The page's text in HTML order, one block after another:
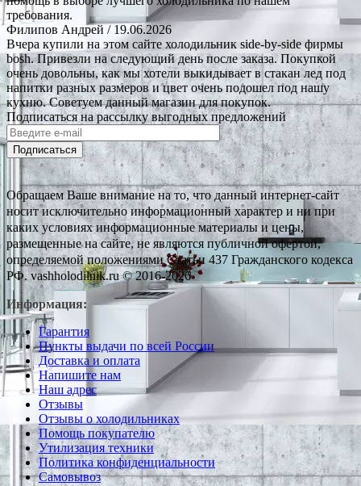
требования.
Филипов Андрей / 19.06.2026
Вчера купили на этом сайте холодильник side-by-side фирмы
bosh. Привезли на следующий день после заказа. Покупкой
очень довольны, как мы хотели выкидывает в стакан лед под
напитки разных размеров и цвет очень подошел под нашу
кухню. Советуем данный магазин для покупок.
Подписаться на рассылку выгодных предложений
Подписаться
Обращаем Ваше внимание на то, что данный интернет-сайт
носит исключительно информационный характер и ни при
каких условиях информационные материалы и цены,
размещенные на сайте, не являются публичной офертой,
определяемой положениями Статьи 437 Гражданского кодекса
РФ. vashholodilnik.ru © 2016-2026
Информация:
Гарантия
Пункты выдачи по всей России
Доставка и оплата
Напишите нам
Наш адрес
Отзывы
Отзывы о холодильниках
Помощь покупателю
Утилизация техники
Политика конфиденциальности
Самовывоз